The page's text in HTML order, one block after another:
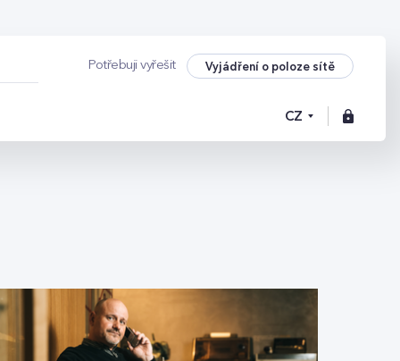
Potřebuji vyřešit Vyjádření o poloze sítě
CZ